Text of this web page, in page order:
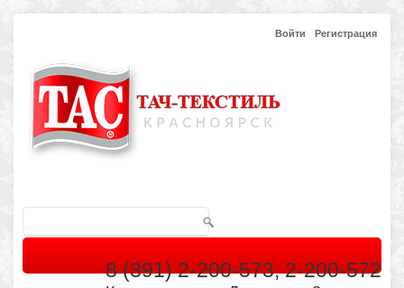
Войти Регистрация
8 (391) 2-200-573, 2-200-572